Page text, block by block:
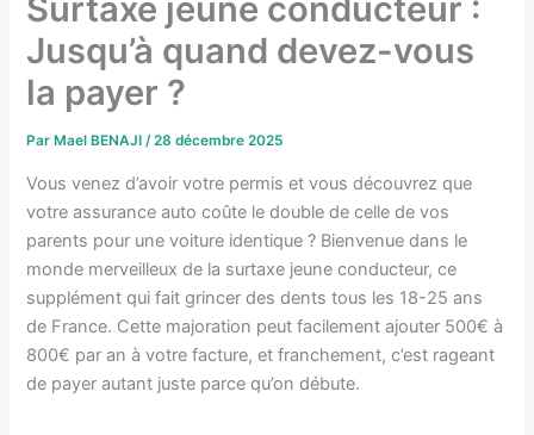
Surtaxe jeune conducteur :
Jusqu’à quand devez-vous
la payer ?
Par Mael BENAJI/28 décembre 2025
Vous venez d’avoir votre permis et vous découvrez que
votre assurance auto coûte le double de celle de vos
parents pour une voiture identique ? Bienvenue dans le
monde merveilleux de la surtaxe jeune conducteur, ce
supplément qui fait grincer des dents tous les 18-25 ans
de France. Cette majoration peut facilement ajouter 500€ à
800€ par an à votre facture, et franchement, c’est rageant
de payer autant juste parce qu’on débute.